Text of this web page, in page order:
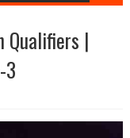
Qualifiers |